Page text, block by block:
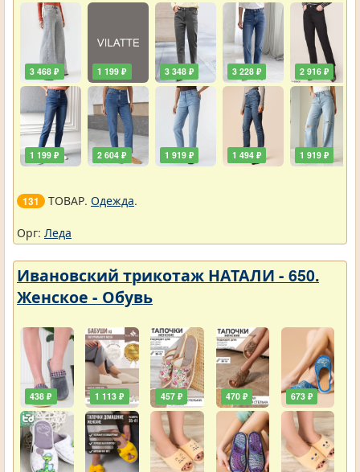
3 468 ₽
1 199 ₽
1 199 ₽
2 604 ₽
3 348 ₽
1 919 ₽
3 228 ₽
1 494 ₽
2 916 ₽
1 919 ₽
131 ТОВАР. Одежда.
Орг: Леда
Ивановский трикотаж НАТАЛИ - 650.
Женское - Обувь
438 ₽ 1 113 ₽ 457 ₽ 470 ₽ 673 ₽